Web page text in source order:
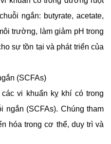
ngắn: butyrate, acetate,
trường, làm giảm pH trong
sự tồn tại và phát triển của
(SCFAs)
vi khuẩn kỵ khí có trong
ngắn (SCFAs). Chúng tham
hóa trong cơ thể, duy trì và